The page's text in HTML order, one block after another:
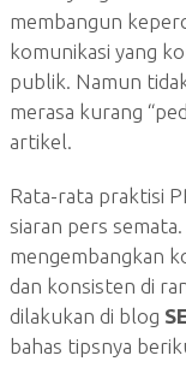
membangun
komunikasi yang
publik. Namun
merasa kurang
artikel.
Rata-rata praktisi
siaran pers
mengembangkan
dan konsisten di
dilakukan di blog
bahas tipsnya